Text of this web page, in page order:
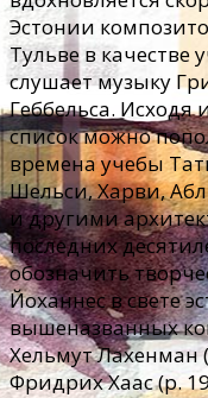
Эстонии
Тульве в качестве
слушает музыку
Геббельса. Исходя
список можно
времена учебы
Шельси, Харви,
и другими
последних
обозначить
Йоханнес в свете
вышеназванных
Хельмут Лахенман
Фридрих Хаас (р.